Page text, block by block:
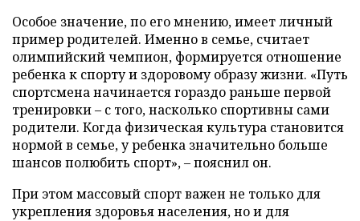
Особое значение, по его мнению, имеет личный
пример родителей. Именно в семье, считает
олимпийский чемпион, формируется отношение
ребенка к спорту и здоровому образу жизни. «Путь
спортсмена начинается гораздо раньше первой
тренировки – с того, насколько спортивны сами
родители. Когда физическая культура становится
нормой в семье, у ребенка значительно больше
шансов полюбить спорт», – пояснил он.
При этом массовый спорт важен не только для
укрепления здоровья населения, но и для